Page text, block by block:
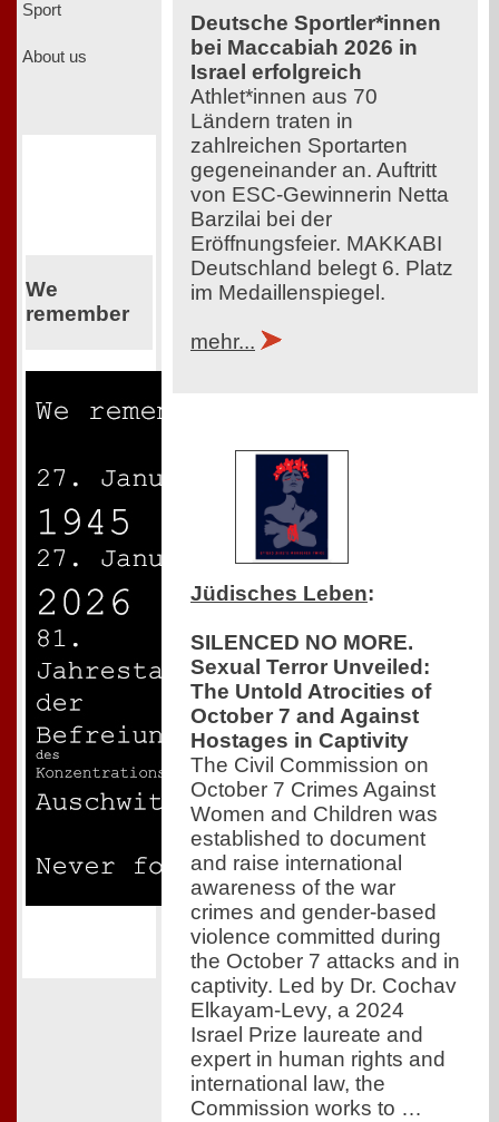
Sport
About us
We
remember
Deutsche Sportler*innen
bei Maccabiah 2026 in
Israel erfolgreich
Athlet*innen aus 70
Ländern traten in
zahlreichen Sportarten
gegeneinander an. Auftritt
von ESC-Gewinnerin Netta
Barzilai bei der
Eröffnungsfeier. MAKKABI
Deutschland belegt 6. Platz
im Medaillenspiegel.
mehr...
Jüdisches Leben:
SILENCED NO MORE.
Sexual Terror Unveiled:
The Untold Atrocities of
October 7 and Against
Hostages in Captivity
The Civil Commission on
October 7 Crimes Against
Women and Children was
established to document
and raise international
awareness of the war
crimes and gender-based
violence committed during
the October 7 attacks and in
captivity. Led by Dr. Cochav
Elkayam-Levy, a 2024
Israel Prize laureate and
expert in human rights and
international law, the
Commission works to …